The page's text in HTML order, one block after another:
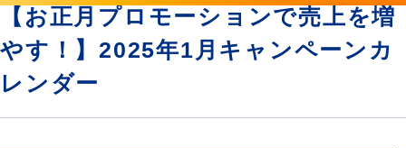
【お正月プロモーションで売上を増
やす！】2025年1月キャンペーンカ
レンダー